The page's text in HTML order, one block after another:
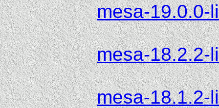
mesa-19.0.0-
mesa-18.2.2-
mesa-18.1.2-